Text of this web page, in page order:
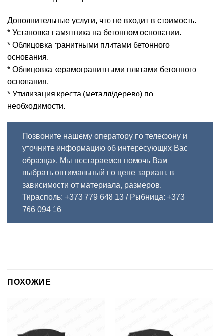
Дополнительные услуги, что не входит в стоимость.
* Установка памятника на бетонном основании.
* Облицовка гранитными плитами бетонного
основания.
* Облицовка керамогранитными плитами бетонного
основания.
* Утилизация креста (металл/дерево) по
необходимости.
Позвоните нашему оператору по телефону и
уточните информацию об интересующих Вас
образцах. Мы постараемся помочь Вам
выбрать оптимальный по цене вариант, в
зависимости от материала, размеров.
Тирасполь: +373 779 648 13 / Рыбница: +373
766 094 16
ПОХОЖИЕ